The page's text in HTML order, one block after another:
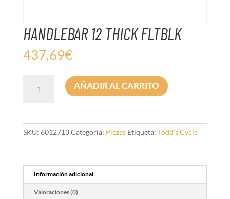
HANDLEBAR 12 THICK FLTBLK
437,69€
AÑADIR AL CARRITO
SKU: 6012713Categoría: Piezas Etiqueta: Todd's Cycle
Información adicional
Valoraciones (0)